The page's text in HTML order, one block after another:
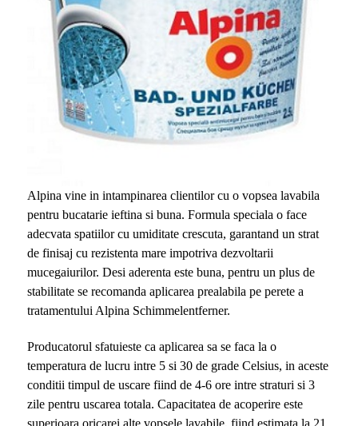
Alpina vine in intampinarea clientilor cu o vopsea lavabila
pentru bucatarie ieftina si buna. Formula speciala o face
adecvata spatiilor cu umiditate crescuta, garantand un strat
de finisaj cu rezistenta mare impotriva dezvoltarii
mucegaiurilor. Desi aderenta este buna, pentru un plus de
stabilitate se recomanda aplicarea prealabila pe perete a
tratamentului Alpina Schimmelentferner.
Producatorul sfatuieste ca aplicarea sa se faca la o
temperatura de lucru intre 5 si 30 de grade Celsius, in aceste
conditii timpul de uscare fiind de 4-6 ore intre straturi si 3
zile pentru uscarea totala. Capacitatea de acoperire este
superioara oricarei alte vopsele lavabile, fiind estimata la 21